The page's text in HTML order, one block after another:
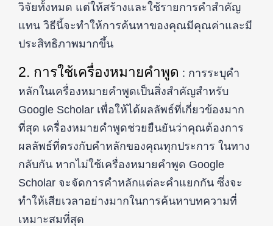
วิจัยทั้งหมด แต่ให้สร้างและใช้รายการคำสำคัญ
แทน วิธีนี้จะทำให้การค้นหาของคุณมีคุณค่าและมี
ประสิทธิภาพมากขึ้น
2. การใช้เครื่องหมายคำพูด : การระบุคำ
หลักในเครื่องหมายคำพูดเป็นสิ่งสำคัญสำหรับ
Google Scholar เพื่อให้ได้ผลลัพธ์ที่เกี่ยวข้องมาก
ที่สุด เครื่องหมายคำพูดช่วยยืนยันว่าคุณต้องการ
ผลลัพธ์ที่ตรงกับคำหลักของคุณทุกประการ ในทาง
กลับกัน หากไม่ใช้เครื่องหมายคำพูด Google
Scholar จะจัดการคำหลักแต่ละคำแยกกัน ซึ่งจะ
ทำให้เสียเวลาอย่างมากในการค้นหาบทความที่
เหมาะสมที่สุด